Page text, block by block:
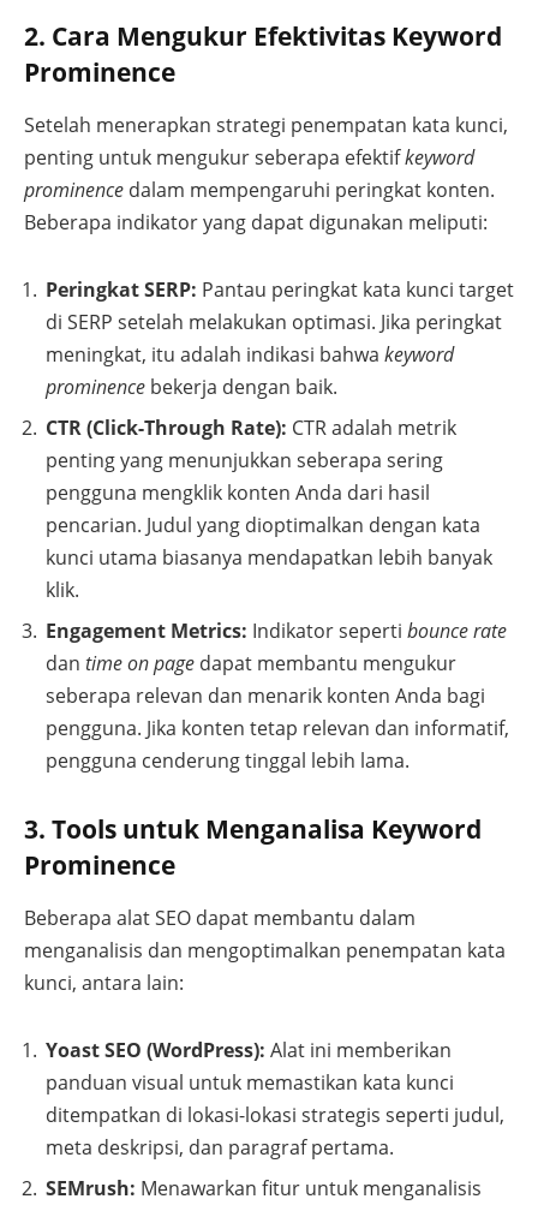
2. Cara Mengukur Efektivitas Keyword
Prominence
Setelah menerapkan strategi penempatan kata kunci,
penting untuk mengukur seberapa efektifkeyword
prominence dalam mempengaruhi peringkat konten.
Beberapa indikator yang dapat digunakan meliputi:
Peringkat SERP: Pantau peringkat kata kunci target
di SERP setelah melakukan optimasi. Jika peringkat
meningkat, itu adalah indikasi bahwa keyword
prominence bekerja dengan baik.
CTR (Click-Through Rate): CTR adalah metrik
penting yang menunjukkan seberapa sering
pengguna mengklik konten Anda dari hasil
pencarian. Judul yang dioptimalkan dengan kata
kunci utama biasanya mendapatkan lebih banyak
klik.
Engagement Metrics: Indikator seperti bounce rate
dan time on page dapat membantu mengukur
seberapa relevan dan menarik konten Anda bagi
pengguna. Jika konten tetap relevan dan informatif,
pengguna cenderung tinggal lebih lama.
3. Tools untuk Menganalisa Keyword
Prominence
Beberapa alat SEO dapat membantu dalam
menganalisis dan mengoptimalkan penempatan kata
kunci, antara lain:
Yoast SEO (WordPress): Alat ini memberikan
panduan visual untuk memastikan kata kunci
ditempatkan di lokasi-lokasi strategis seperti judul,
meta deskripsi, dan paragraf pertama.
SEMrush: Menawarkan fitur untuk menganalisis